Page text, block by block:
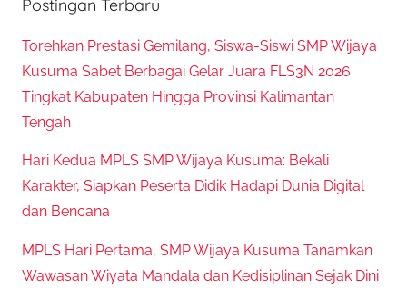
Postingan Terbaru
Torehkan Prestasi Gemilang, Siswa-Siswi SMP Wijaya
Kusuma Sabet Berbagai Gelar Juara FLS3N 2026
Tingkat Kabupaten Hingga Provinsi Kalimantan
Tengah
Hari Kedua MPLS SMP Wijaya Kusuma: Bekali
Karakter, Siapkan Peserta Didik Hadapi Dunia Digital
dan Bencana
MPLS Hari Pertama, SMP Wijaya Kusuma Tanamkan
Wawasan Wiyata Mandala dan Kedisiplinan Sejak Dini